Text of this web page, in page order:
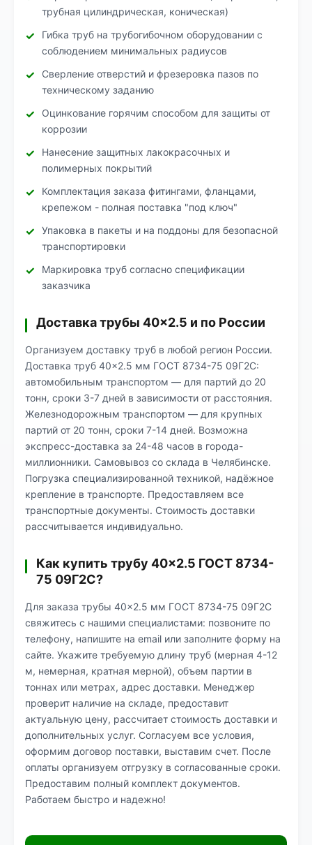
трубная цилиндрическая, коническая)
Гибка труб на трубогибочном оборудовании с
соблюдением минимальных радиусов
Сверление отверстий и фрезеровка пазов по
техническому заданию
Оцинкование горячим способом для защиты от
коррозии
Нанесение защитных лакокрасочных и
полимерных покрытий
Комплектация заказа фитингами, фланцами,
крепежом - полная поставка "под ключ"
Упаковка в пакеты и на поддоны для безопасной
транспортировки
Маркировка труб согласно спецификации
заказчика
Доставка трубы 40×2.5 и по России
Организуем доставку труб в любой регион России.
Доставка труб 40×2.5 мм ГОСТ 8734-75 09Г2С:
автомобильным транспортом — для партий до 20
тонн, сроки 3-7 дней в зависимости от расстояния.
Железнодорожным транспортом — для крупных
партий от 20 тонн, сроки 7-14 дней. Возможна
экспресс-доставка за 24-48 часов в города-
миллионники. Самовывоз со склада в Челябинске.
Погрузка специализированной техникой, надёжное
крепление в транспорте. Предоставляем все
транспортные документы. Стоимость доставки
рассчитывается индивидуально.
Как купить трубу 40×2.5 ГОСТ 8734-
75 09Г2С?
Для заказа трубы 40×2.5 мм ГОСТ 8734-75 09Г2С
свяжитесь с нашими специалистами: позвоните по
телефону, напишите на email или заполните форму на
сайте. Укажите требуемую длину труб (мерная 4-12
м, немерная, кратная мерной), объем партии в
тоннах или метрах, адрес доставки. Менеджер
проверит наличие на складе, предоставит
актуальную цену, рассчитает стоимость доставки и
дополнительных услуг. Согласуем все условия,
оформим договор поставки, выставим счет. После
оплаты организуем отгрузку в согласованные сроки.
Предоставим полный комплект документов.
Работаем быстро и надежно!